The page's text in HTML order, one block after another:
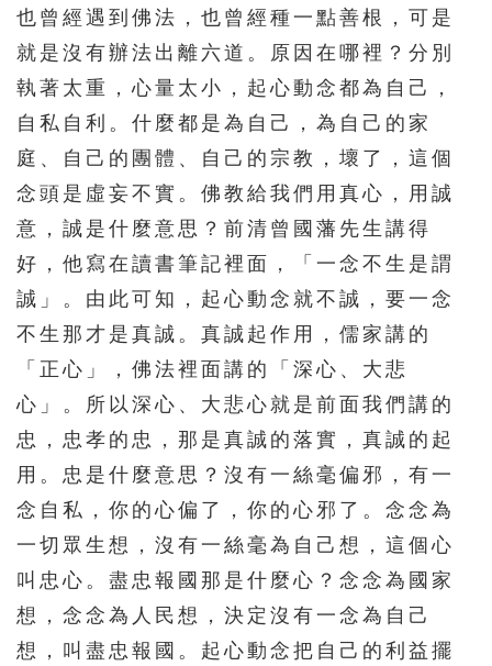
也曾經遇到佛法，也曾經種一點善根，可是
就是沒有辦法出離六道。原因在哪裡？分別
執著太重，心量太小，起心動念都為自己，
自私自利。什麼都是為自己，為自己的家
庭、自己的團體、自己的宗教，壞了，這個
念頭是虛妄不實。佛教給我們用真心，用誠
意，誠是什麼意思？前清曾國藩先生講得
好，他寫在讀書筆記裡面，「一念不生是謂
誠」。由此可知，起心動念就不誠，要一念
不生那才是真誠。真誠起作用，儒家講的
「正心」，佛法裡面講的「深心、大悲
心」。所以深心、大悲心就是前面我們講的
忠，忠孝的忠，那是真誠的落實，真誠的起
用。忠是什麼意思？沒有一絲毫偏邪，有一
念自私，你的心偏了，你的心邪了。念念為
一切眾生想，沒有一絲毫為自己想，這個心
叫忠心。盡忠報國那是什麼心？念念為國家
想，念念為人民想，決定沒有一念為自己
想，叫盡忠報國。起心動念把自己的利益擺